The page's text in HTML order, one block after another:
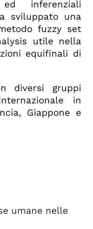
inferenziali
sviluppato una
fuzzy set
utile nella
equifinali di
diversi gruppi
in
Giappone e
umane nelle